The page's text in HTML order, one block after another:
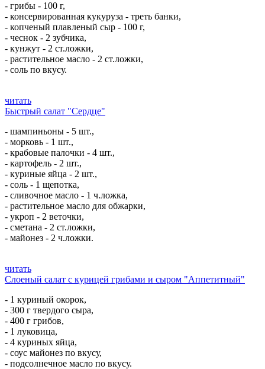
- грибы - 100 г,
- консервированная кукуруза - треть банки,
- копченый плавленый сыр - 100 г,
- чеснок - 2 зубчика,
- кунжут - 2 ст.ложки,
- растительное масло - 2 ст.ложки,
- соль по вкусу.
читать
Быстрый салат "Сердце"
- шампиньоны - 5 шт.,
- морковь - 1 шт.,
- крабовые палочки - 4 шт.,
- картофель - 2 шт.,
- куриные яйца - 2 шт.,
- соль - 1 щепотка,
- сливочное масло - 1 ч.ложка,
- растительное масло для обжарки,
- укроп - 2 веточки,
- сметана - 2 ст.ложки,
- майонез - 2 ч.ложки.
читать
Слоеный салат с курицей грибами и сыром "Аппетитный"
- 1 куриный окорок,
- 300 г твердого сыра,
- 400 г грибов,
- 1 луковица,
- 4 куриных яйца,
- соус майонез по вкусу,
- подсолнечное масло по вкусу.